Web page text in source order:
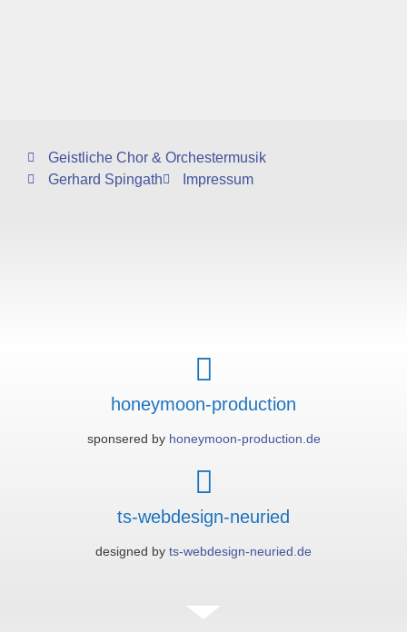
Geistliche Chor & Orchestermusik
Gerhard Spingath
Impressum
honeymoon-production
sponsered by honeymoon-production.de
ts-webdesign-neuried
designed by ts-webdesign-neuried.de